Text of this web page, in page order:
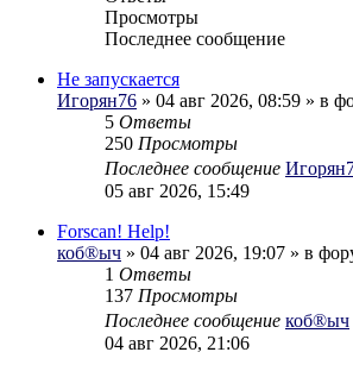
Просмотры
Последнее сообщение
Не запускается
Игорян76 » 04 авг 2026, 08:59 » в
5 Ответы
250 Просмотры
Последнее сообщение
05 авг 2026, 15:49
Forscan! Help!
коб®ыч » 04 авг 2026, 19:07 » в
1 Ответы
137 Просмотры
Последнее сообщение коб®ыч
04 авг 2026, 21:06